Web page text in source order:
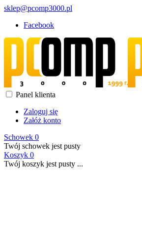
sklep@pcomp3000.pl
Facebook
Panel klienta
Zaloguj się
Załóż konto
Schowek 0
Twój schowek jest pusty
Koszyk 0
Twój koszyk jest pusty ...